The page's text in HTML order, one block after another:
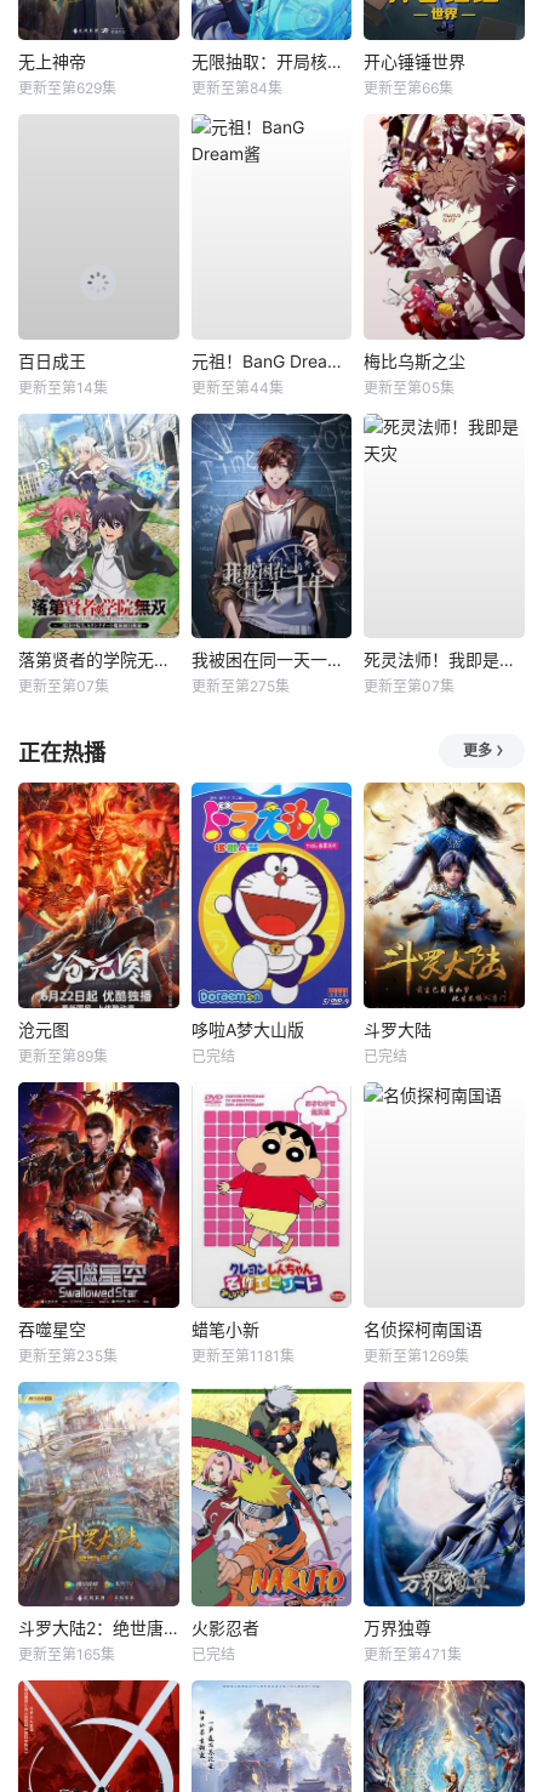
无上神帝
更新至第629集
无限抽取：开局核平修仙世界动态漫
更新至第84集
开心锤锤世界
更新至第66集
百日成王
更新至第14集
元祖！BanG Dream酱
更新至第44集
梅比乌斯之尘
更新至第05集
落第贤者的学院无双第二回转生，S等级作弊魔术师冒险记
更新至第07集
我被困在同一天一千年动态漫
更新至第275集
死灵法师！我即是天灾
更新至第07集
正在热播 更多
沧元图
更新至第89集
哆啦A梦大山版
已完结
斗罗大陆
已完结
吞噬星空
更新至第235集
蜡笔小新
更新至第1181集
名侦探柯南国语
更新至第1269集
斗罗大陆2：绝世唐门
更新至第165集
火影忍者
已完结
万界独尊
更新至第471集